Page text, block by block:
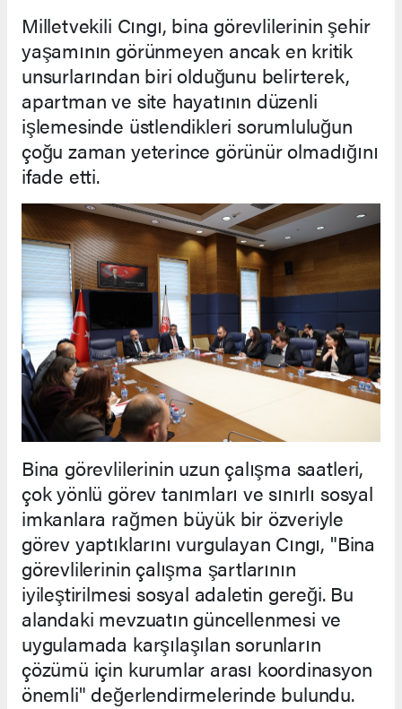
Milletvekili Cıngı, bina görevlilerinin şehir
yaşamının görünmeyen ancak en kritik
unsurlarından biri olduğunu belirterek,
apartman ve site hayatının düzenli
işlemesinde üstlendikleri sorumluluğun
çoğu zaman yeterince görünür olmadığını
ifade etti.
Bina görevlilerinin uzun çalışma saatleri,
çok yönlü görev tanımları ve sınırlı sosyal
imkanlara rağmen büyük bir özveriyle
görev yaptıklarını vurgulayan Cıngı, "Bina
görevlilerinin çalışma şartlarının
iyileştirilmesi sosyal adaletin gereği. Bu
alandaki mevzuatın güncellenmesi ve
uygulamada karşılaşılan sorunların
çözümü için kurumlar arası koordinasyon
önemli" değerlendirmelerinde bulundu.